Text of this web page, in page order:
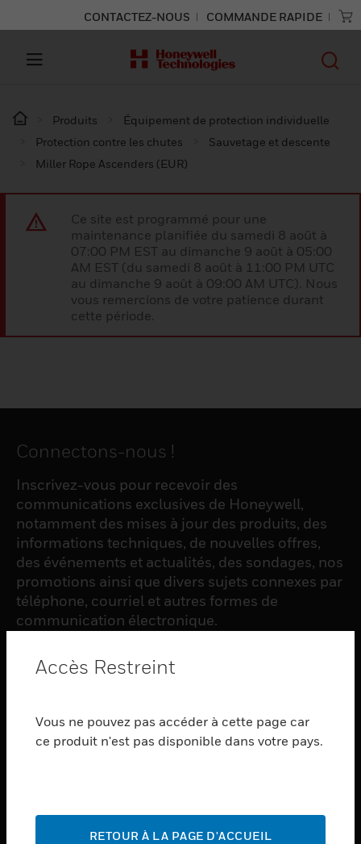
CONTACTEZ-NOUS COMMANDE RAPIDE
Produits
Équipement de protection individuelle
Protection contre les chutes
Sauvetage et descente
Miller Rope Ascenders (EUR)
Ce site est programmé pour une
maintenance planifiée du samedi 8 août à
07:00 PM EST au dimanche 9 août à 05:00
AM EST (du samedi 8 août à 11:00 PM UTC
au dimanche 9 août à 09:00 AM UTC). Nous
vous remercions de votre patience durant
cette période.
Connectons-nous !
Inscrivez-vous pour recevoir des
communications exclusives de Honeywell,
notamment des mises à jour des produits, des
informations techniques, de nouvelles offres,
des événements et actualités, des sondages, nos
promotions ainsi que divers sujets connexes par
téléphone, courriel et autres formes de
communication électronique.
S'INSCRIRE
PRODUCTS
toggle view
Accès Restreint
Vous ne pouvez pas accéder à cette page car
ce produit n'est pas disponible dans votre pays.
RETOUR À LA PAGE D'ACCUEIL